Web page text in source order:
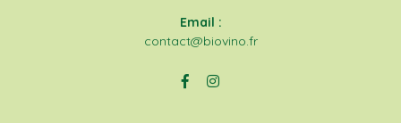
Email :
contact@biovino.fr